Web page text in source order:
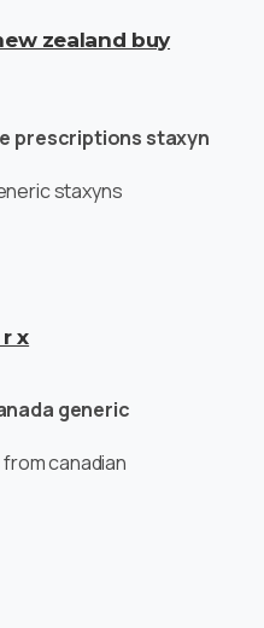
zealand buy
prescriptions staxyn
staxyns
x
generic
canadian